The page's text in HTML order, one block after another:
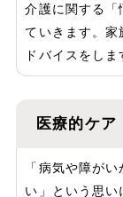
介護に関する「
ていきます。家
ドバイスをしま
医療的ケア
「病気や障が
い」という思